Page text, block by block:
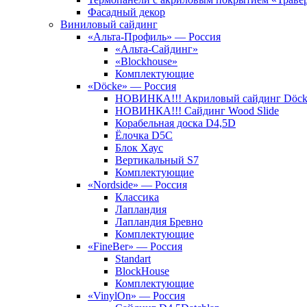
Фасадный декор
Виниловый сайдинг
«Альта-Профиль» — Россия
«Альта-Сайдинг»
«Blockhouse»
Комплектующие
«Döcke» — Россия
НОВИНКА!!! Акриловый сайдинг
НОВИНКА!!! Сайдинг Wood Slide
Корабельная доска D4,5D
Ёлочка D5C
Блок Хаус
Вертикальный S7
Комплектующие
«Nordside» — Россия
Классика
Лапландия
Лапландия Бревно
Комплектующие
«FineBer» — Россия
Standart
BlockHouse
Комплектующие
«VinylOn» — Россия